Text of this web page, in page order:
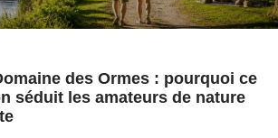
des Ormes : pourquoi ce
séduit les amateurs de nature